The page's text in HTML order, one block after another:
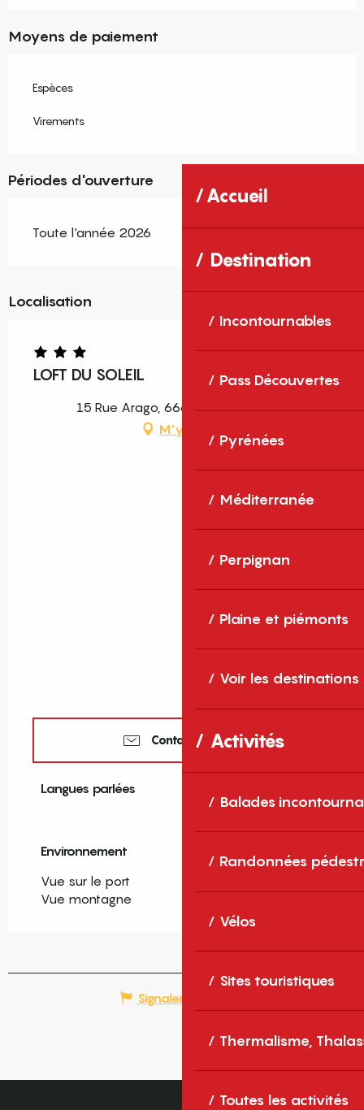
Accueil
Destination
Incontournables
Pass Découvertes
Pyrénées
Méditerranée
Perpignan
Plaine et piémonts
Voir les destinations
Activités
Balades
Randonnées
Vélos
Sites touristiques
Thermalisme,
Toutes les activités
Moyens de paiement
Espèces
Virements
Périodes d'ouverture
Toute l'année 2026
Localisation
LOFT DU SOLEIL
15 Rue Arago, 66660 Port-Vendres
M'y rendre
Contactez-nous
Langues parlées
Langues parlées
Environnement
Environnement
Vue sur le port
Vue montagne
Signaler une erreur